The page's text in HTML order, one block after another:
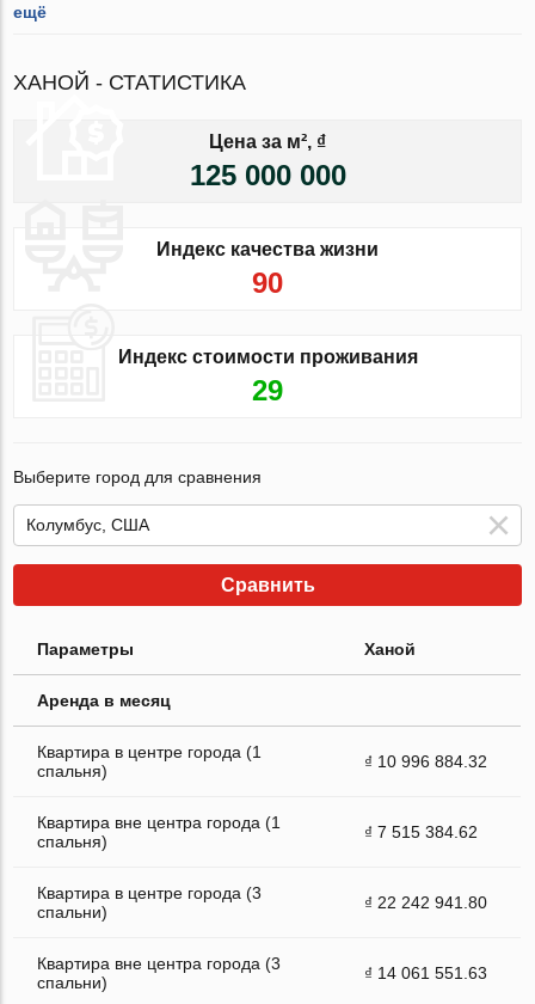
ещё
ХАНОЙ - СТАТИСТИКА
Цена за м², ₫
125 000 000
Индекс качества жизни
90
Индекс стоимости проживания
29
Выберите город для сравнения
Сравнить
Параметры Ханой
Аренда в месяц
Квартира в центре города (1
спальня)
₫ 10 996 884.32
Квартира вне центра города (1
спальня)
₫ 7 515 384.62
Квартира в центре города (3
спальни)
₫ 22 242 941.80
Квартира вне центра города (3
спальни)
₫ 14 061 551.63